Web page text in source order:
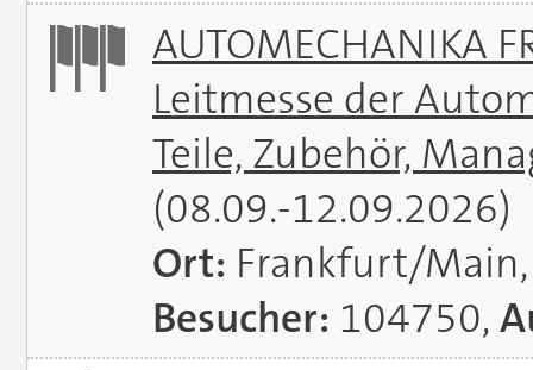
AUTOMECHANIKA
Leitmesse der
Teile, Zubehör,
(08.09.-12.09.2026)
Ort: Frankfurt/
Besucher: 104750,